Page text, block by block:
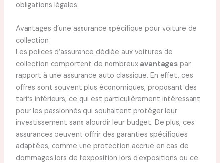
obligations légales.
Avantages d’une assurance spécifique pour voiture de
collection
Les polices d’assurance dédiée aux voitures de
collection comportent de nombreux avantagespar
rapport à une assurance auto classique. En effet, ces
offres sont souvent plus économiques, proposant des
tarifs inférieurs, ce qui est particulièrement intéressant
pour les passionnés qui souhaitent protéger leur
investissement sans alourdir leur budget. De plus, ces
assurances peuvent offrir des garanties spécifiques
adaptées, comme une protection accrue en cas de
dommages lors de l’exposition lors d’expositions ou de